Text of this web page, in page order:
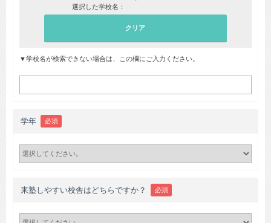
選択した学校名：
▼学校名が検索できない場合は、この欄にご入力ください。
学年 必須
来塾しやすい校舎はどちらですか？ 必須